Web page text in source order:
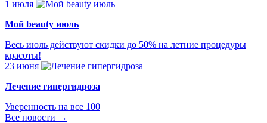
1 июля
Мой beauty июль
Весь июль действуют скидки до 50% на летние процедуры
красоты!
23 июня
Лечение гипергидроза
Уверенность на все 100
Все новости →